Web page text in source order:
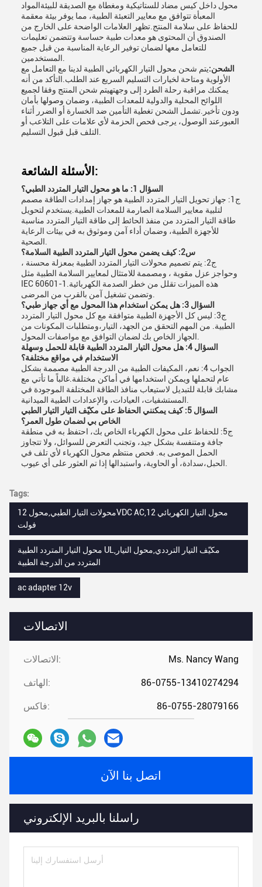
الاتصالات
الاتصالات: Ms. Nancy Wang
الهاتف: 86-0755-13410274294
فاكس: 86-0755-28079166
اتصل بنا الآن
راسلنا بالبريد الإلكتروني
محول داخل كيس مضاد للستاتيكية ومغطاة مع الصديقة للبيئةالمواد
المعبأة تتوافق مع معايير التعبئة الطبية، مما يوفر بيئة معقمة
للحفاظ على سلامة المنتج.تظهر العلامات الواضحة على الخارج من
الصندوق أن المحتوى هو معدات طبية حساسة وتتضمن تعليمات
للتعامل معها لضمان توفير الرعاية المناسبة من قبل جميع
الشحن:يتم شحن محول التيار الكهربائي الطبية لدينا مع التعامل مع
الأولوية ومتاحة لخيارات التسليم السريع عند الطلب.التأكد من أنه
يمكنك مراقبة رحلة الطرد إلى وجهتهيتم شحن المنتج وفقا لجميع
اللوائح المحلية والدولية للمعدات الطبية، وضمان وصولها بأمان
ودون تأخير.تشمل الشحن تغطية التأمين ضد الخسارة أو الضرر أثناء
العبورعند الوصول، يرجى فحص الحزمة لأي علامات على التلاعب أو
الأسئلة الشائعة:
السؤال 1: ما هو محول التيار المتردد الطبي؟
ج1: جهاز تحويل التيار المتردد الطبية هو جهاز إمدادات الطاقة مصمم
لتلبية معايير السلامة الصارمة للمعدات الطبية.يستخدم لتحويل
طاقة التيار المتردد من منفذ الحائط إلى طاقة التيار المتردد مناسبة
للأجهزة الطبية، وضمان أداء آمن وموثوق به في بيئات الرعاية
س2: كيف يضمن محول التيار المتردد الطبية السلامة؟
ج2: يتم تصميم محولات التيار المتردد الطبية بمعزلة محسنة ،
وحواجز عزل مقوية ، ومصممة للامتثال لمعايير السلامة الطبية مثل
IEC 60601-1.هذه الميزات تقلل من خطر الصدمة الكهربائية
السؤال 3: هل يمكن استخدام هذا المحول مع أي جهاز طبي؟
ج3: ليس كل الأجهزة الطبية متوافقة مع كل محول التيار المتردد
الطبية. من المهم التحقق من الجهد، التيار،ومتطلبات المكونات من
السؤال 4: هل محول التيار المتردد الطبية قابلة للحمل وسهلة
الاستخدام في مواقع مختلفة؟
الجواب 4: نعم، المكيفات الطبية من الدرجة الطبية مصممة بشكل
عام لتحملها ويمكن استخدامها في أماكن مختلفة.غالباً ما تأتي مع
مشابك قابلة للتبديل لاستيعاب منافذ الطاقة المختلفة الموجودة في
السؤال 5: كيف يمكنني الحفاظ على مكيّف التيار التيار الطبي
الخاص بي لضمان طول العمر؟
ج5: للحفاظ على محول الكهرباء الخاص بك، احتفظ به في منطقة
جافة ومتنفسة بشكل جيد، وتجنب التعرض للسوائل، ولا تتجاوز
الحمل الموصى به. فحص منتظم محول الكهرباء لأي تلف في
Tags:
محولات التيار الطبي,محول 12VDC AC,محول التيار الكهربائي 12
فولت
محول التيار المتردد الطبية UL,مكيّف التيار الترددي,محول التيار
المتردد من الدرجة الطبية
ac adapter 12v